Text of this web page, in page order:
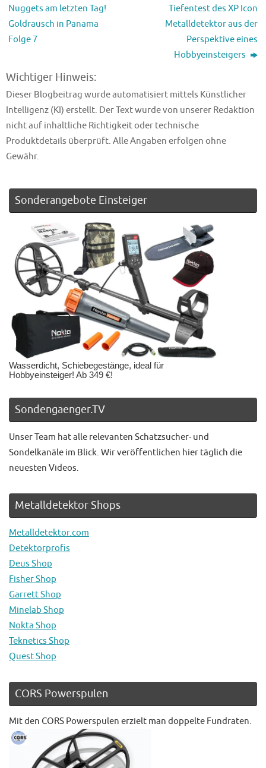
Nuggets am letzten Tag!
Goldrausch in Panama
Folge 7
Tiefentest des XP Icon
Metalldetektor aus der
Perspektive eines
Hobbyeinsteigers
Wichtiger Hinweis:
Dieser Blogbeitrag wurde automatisiert mittels Künstlicher
Intelligenz (KI) erstellt. Der Text wurde von unserer Redaktion
nicht auf inhaltliche Richtigkeit oder technische
Produktdetails überprüft. Alle Angaben erfolgen ohne
Gewähr.
Sonderangebote Einsteiger
Wasserdicht, Schiebegestänge, ideal für
Hobbyeinsteiger! Ab 349 €!
Sondengaenger.TV
Unser Team hat alle relevanten Schatzsucher- und
Sondelkanäle im Blick. Wir veröffentlichen hier täglich die
neuesten Videos.
Metalldetektor Shops
Metalldetektor.com
Detektorprofis
Deus Shop
Fisher Shop
Garrett Shop
Minelab Shop
Nokta Shop
Teknetics Shop
Quest Shop
CORS Powerspulen
Mit den CORS Powerspulen erzielt man doppelte Fundraten.